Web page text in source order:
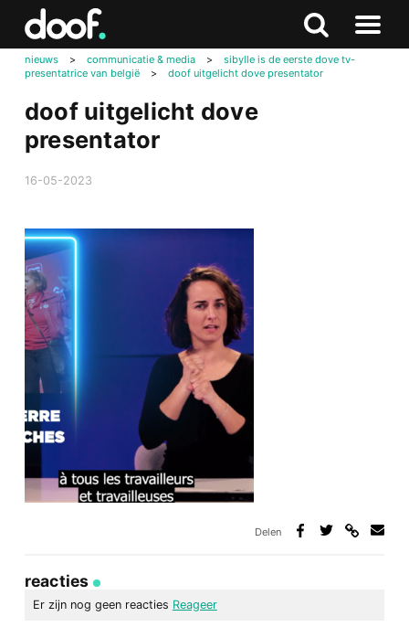
Zoeken
Naar
nieuws > communicatie & media >
sibylle is de eerste dove tv-
presentatrice van belgië
> doof uitgelicht dove presentator
doof uitgelicht dove
presentator
16-05-2023
Delen
reacties
Er zijn nog geen reacties Reageer
Doof.nl
Zoeken
naar